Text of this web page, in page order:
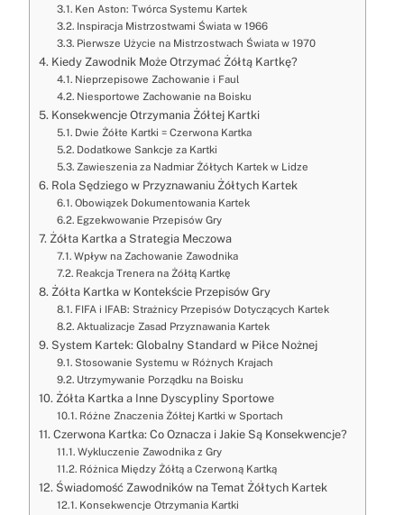
Ken Aston: Twórca Systemu Kartek
Inspiracja Mistrzostwami Świata w 1966
Pierwsze Użycie na Mistrzostwach Świata w 1970
Kiedy Zawodnik Może Otrzymać Żółtą Kartkę?
Nieprzepisowe Zachowanie i Faul
Niesportowe Zachowanie na Boisku
Konsekwencje Otrzymania Żółtej Kartki
Dwie Żółte Kartki = Czerwona Kartka
Dodatkowe Sankcje za Kartki
Zawieszenia za Nadmiar Żółtych Kartek w Lidze
Rola Sędziego w Przyznawaniu Żółtych Kartek
Obowiązek Dokumentowania Kartek
Egzekwowanie Przepisów Gry
Żółta Kartka a Strategia Meczowa
Wpływ na Zachowanie Zawodnika
Reakcja Trenera na Żółtą Kartkę
Żółta Kartka w Kontekście Przepisów Gry
FIFA i IFAB: Strażnicy Przepisów Dotyczących Kartek
Aktualizacje Zasad Przyznawania Kartek
System Kartek: Globalny Standard w Piłce Nożnej
Stosowanie Systemu w Różnych Krajach
Utrzymywanie Porządku na Boisku
Żółta Kartka a Inne Dyscypliny Sportowe
Różne Znaczenia Żółtej Kartki w Sportach
Czerwona Kartka: Co Oznacza i Jakie Są Konsekwencje?
Wykluczenie Zawodnika z Gry
Różnica Między Żółtą a Czerwoną Kartką
Świadomość Zawodników na Temat Żółtych Kartek
Konsekwencje Otrzymania Kartki